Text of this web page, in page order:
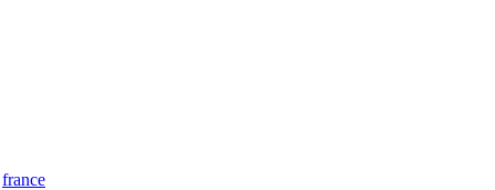
france